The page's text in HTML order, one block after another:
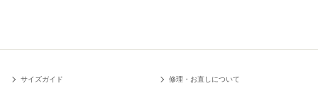
サイズガイド 修理・お直しについて